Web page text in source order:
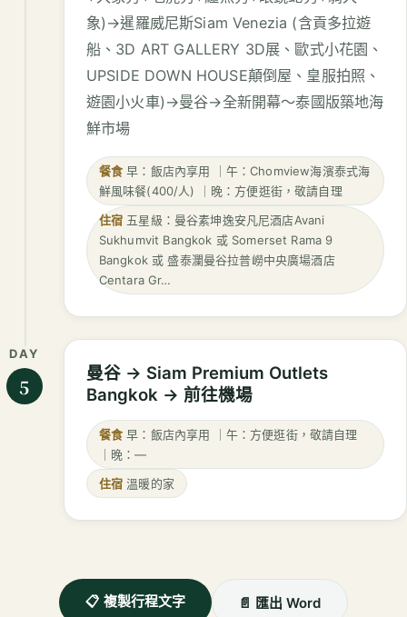
象)→暹羅威尼斯Siam Venezia (含貢多拉遊
船、3D ART GALLERY 3D展、歐式小花園、
UPSIDE DOWN HOUSE顛倒屋、皇服拍照、
遊園小火車)→曼谷→全新開幕～泰國版築地海
鮮市場
餐食 早：飯店內享用 ｜午：Chomview海濱泰式海
鮮風味餐(400/人) ｜晚：方便逛街，敬請自理
住宿 五星級：曼谷素坤逸安凡尼酒店Avani
Sukhumvit Bangkok 或 Somerset Rama 9
Bangkok 或 盛泰瀾曼谷拉普嶗中央廣場酒店
Centara Gr…
DAY
5
曼谷 → Siam Premium Outlets
Bangkok → 前往機場
餐食 早：飯店內享用 ｜午：方便逛街，敬請自理
｜晚：—
住宿 溫暖的家
📋 複製行程文字
📄 匯出 Word